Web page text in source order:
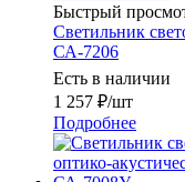
Быстрый
Светильник
СА-7206
Есть в наличии
1 257 ₽/шт
Подробнее